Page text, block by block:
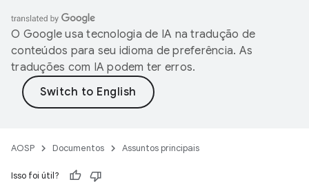
O Google usa tecnologia de IA na tradução de
conteúdos para seu idioma de preferência. As
traduções com IA podem ter erros.
AOSP Documentos Assuntos principais
Isso foi útil?